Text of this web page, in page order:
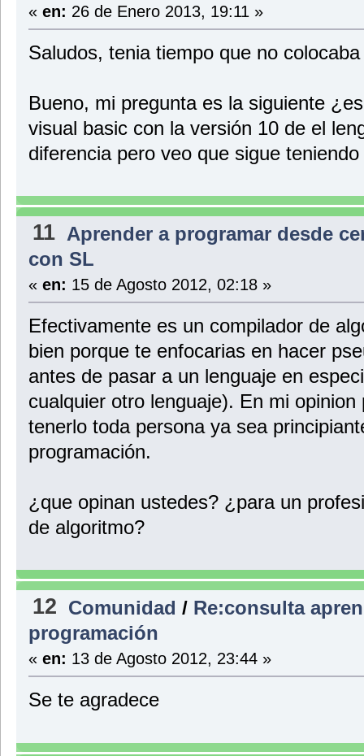
« en: 26 de Enero 2013, 19:11 »
Saludos, tenia tiempo que no
Bueno, mi pregunta es la siguiente
visual basic con la versión 10 de el
diferencia pero veo que sigue
11 Aprender a programar desde
con SL
« en: 15 de Agosto 2012, 02:18 »
Efectivamente es un compilador de
bien porque te enfocarias en hacer
antes de pasar a un lenguaje en
cualquier otro lenguaje). En mi
tenerlo toda persona ya sea
programación.
¿que opinan ustedes? ¿para un
de algoritmo?
12 Comunidad / Re:consulta
programación
« en: 13 de Agosto 2012, 23:44 »
Se te agradece